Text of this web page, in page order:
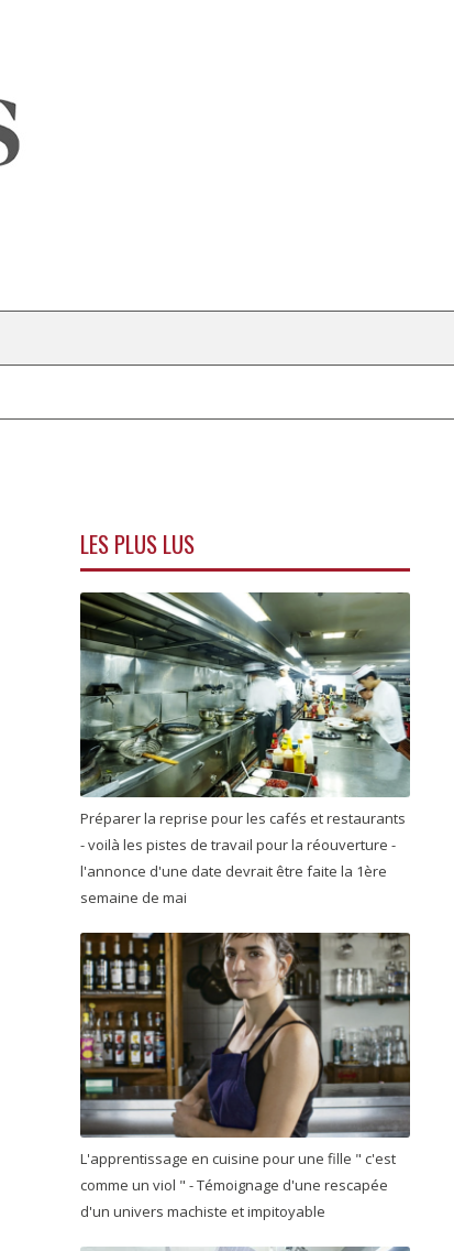
LES PLUS LUS
Préparer la reprise pour les cafés et restaurants
- voilà les pistes de travail pour la réouverture -
l'annonce d'une date devrait être faite la 1ère
semaine de mai
L'apprentissage en cuisine pour une fille " c'est
comme un viol " - Témoignage d'une rescapée
d'un univers machiste et impitoyable